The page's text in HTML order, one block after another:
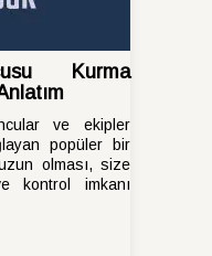
Kurma
ve ekipler
popüler bir
olması, size
kontrol imkanı